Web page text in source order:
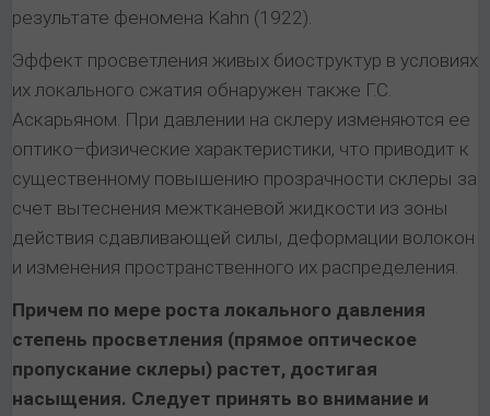
результате феномена Kahn (1922).
Эффект просветления живых биоструктур в условиях
их локального сжатия обнаружен также Г.С.
Аскарьяном. При давлении на склеру изменяются ее
оптико–физические характеристики, что приводит к
существенному повышению прозрачности склеры за
счет вытеснения межтканевой жидкости из зоны
действия сдавливающей силы, деформации волокон
и изменения пространственного их распределения.
Причем по мере роста локального давления
степень просветления (прямое оптическое
пропускание склеры) растет, достигая
насыщения. Следует принять во внимание и